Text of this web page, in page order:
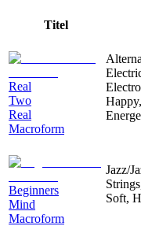
Titel
Real
Two
Real
Macroform
Beginners
Mind
Macroform
Jazz/
Soft,